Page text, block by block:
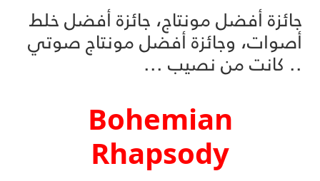
جائزة أفضل مونتاج، جائزة أفضل خلط
أصوات، وجائزة أفضل مونتاج صوتي
.. كانت من نصيب ...
Bohemian
Rhapsody